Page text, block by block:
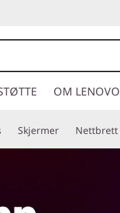
OM LENOVO
Skjermer Nettbrett